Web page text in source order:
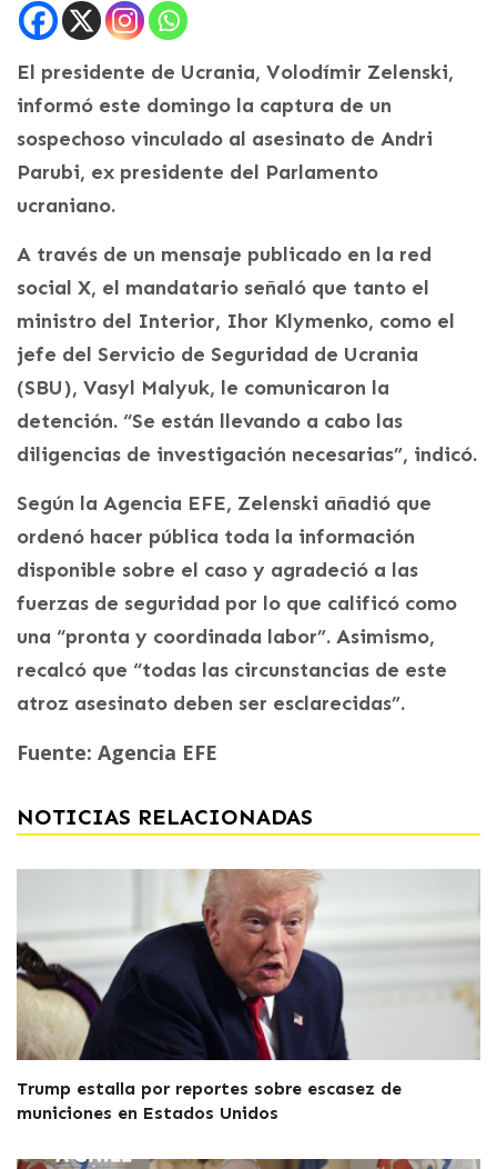
El presidente de Ucrania, Volodímir Zelenski,
informó este domingo la captura de un
sospechoso vinculado al asesinato de Andri
Parubi, ex presidente del Parlamento
ucraniano.
A través de un mensaje publicado en la red
social X, el mandatario señaló que tanto el
ministro del Interior, Ihor Klymenko, como el
jefe del Servicio de Seguridad de Ucrania
(SBU), Vasyl Malyuk, le comunicaron la
detención. “Se están llevando a cabo las
diligencias de investigación necesarias”, indicó.
Según la Agencia EFE, Zelenski añadió que
ordenó hacer pública toda la información
disponible sobre el caso y agradeció a las
fuerzas de seguridad por lo que calificó como
una “pronta y coordinada labor”. Asimismo,
recalcó que “todas las circunstancias de este
atroz asesinato deben ser esclarecidas”.
Fuente: Agencia EFE
NOTICIAS RELACIONADAS
Trump estalla por reportes sobre escasez de
municiones en Estados Unidos